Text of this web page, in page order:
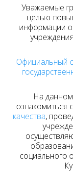
Уважаемые
целью
информации о
Официальный
На
ознакомиться с
качества,
социального